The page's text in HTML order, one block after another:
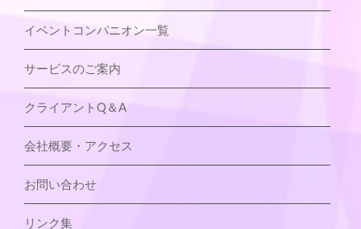
イベントコンパニオン一覧
サービスのご案内
クライアントQ＆A
会社概要・アクセス
お問い合わせ
リンク集